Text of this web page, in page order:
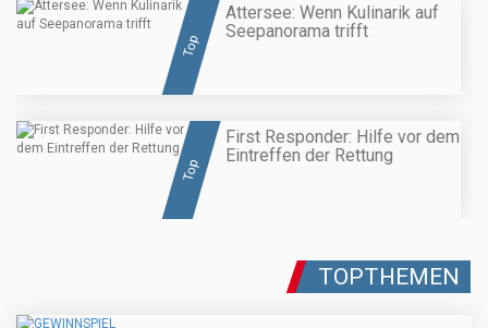
Top
Attersee: Wenn Kulinarik auf
Seepanorama trifft
Top
First Responder: Hilfe vor dem
Eintreffen der Rettung
TOPTHEMEN